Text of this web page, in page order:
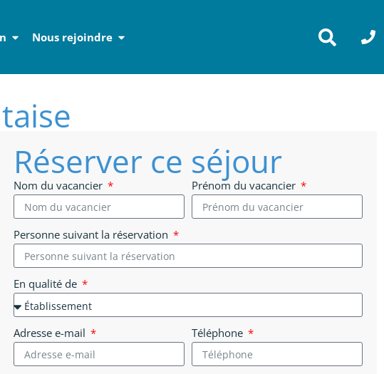
Nous rejoindre
Réserver ce séjour
Nom du vacancier Prénom du vacancier
Personne suivant la réservation
En qualité de
Adresse e-mail Téléphone